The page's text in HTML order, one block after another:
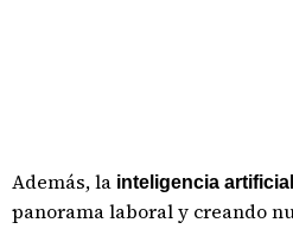
Además, la inteligencia
panorama laboral y creando